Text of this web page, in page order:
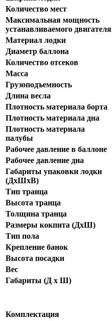
Количество мест
Максимальная мощность
устанавливаемого двигателя
Материал лодки
Диаметр баллона
Количество отсеков
Масса
Грузоподъемность
Длина весла
Плотность материала борта
Плотность материала дна
Плотность материала
палубы
Рабочее давление в баллоне
Рабочее давление дна
Габариты упаковки лодки
(ДхШхВ)
Тип транца
Высота транца
Толщина транца
Размеры кокпита (ДхШ)
Тип пола
Крепление банок
Высота посадки
Вес
Габариты (Д x Ш)
Комплектация